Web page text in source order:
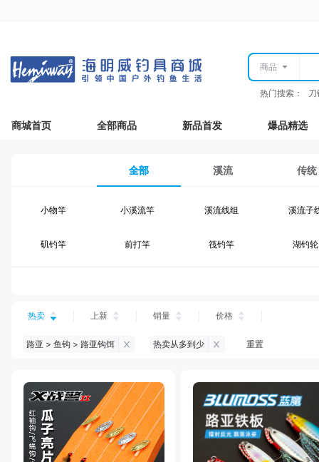
商品
热门搜索：
商城首页 全部商品 新品首发 爆品精选
全部 溪流 传统
小物竿 小溪流竿 溪流线组 溪流子
矶钓竿 前打竿 筏钓竿 湖钓轮
台钓仕挂 台钓钩
钓鱼伞 台钓服饰 台钓装备
黑坑浮漂 黑坑配件 黑坑钓灯 黑坑网
黑坑饵料 马口竿 路亚竿 雷强竿
路亚装备 海钓竿 海钓线
热卖 上新 销量 价格
路亚 > 鱼钩 > 路亚钩饵 热卖从多到少 重置